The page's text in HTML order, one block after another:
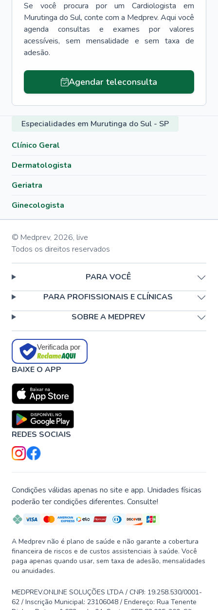
Se você procura por um Cardiologista
em
Murutinga do Sul, conte com a Medprev. Aqui você
agenda consultas e exames por valores
acessíveis, sem mensalidade e sem taxa de
adesão.
Agendar teleconsulta
Especialidades em Murutinga do Sul - SP
Clínico Geral
Dermatologista
Geriatra
Ginecologista
© Medprev, 2026, live
Todos os direitos reservados
PARA VOCÊ
PARA PROFISSIONAIS E CLÍNICAS
SOBRE A MEDPREV
Verificada por
BAIXE O APP
REDES SOCIAIS
Condições válidas apenas no site e app. Unidades físicas
poderão ter condições diferentes. Consulte!
A Medprev não é plano de saúde e não garante a cobertura
financeira de riscos e de custos assistenciais à saúde. Você
paga apenas quando usar, sem taxa de adesão, mensalidades
ou anuidades.
MEDPREV.ONLINE SOLUÇÕES LTDA / CNPJ: 19.258.530/0001-
62 / Inscrição Municipal: 23106048 / Endereço: Rua Tenente